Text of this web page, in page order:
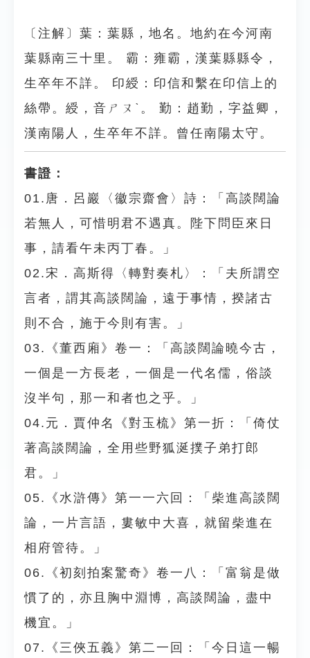
〔注解〕葉：葉縣，地名。地約在今河南
葉縣南三十里。 霸：雍霸，漢葉縣縣令，
生卒年不詳。 印綬：印信和繫在印信上的
絲帶。綬，音ㄕㄡˋ。 勤：趙勤，字益卿，
漢南陽人，生卒年不詳。曾任南陽太守。
書證：
01.唐．呂巖〈徽宗齋會〉詩：「高談闊論
若無人，可惜明君不遇真。陛下問臣來日
事，請看午未丙丁春。」
02.宋．高斯得〈轉對奏札〉：「夫所謂空
言者，謂其高談闊論，遠于事情，揆諸古
則不合，施于今則有害。」
03.《董西廂》卷一：「高談闊論曉今古，
一個是一方長老，一個是一代名儒，俗談
沒半句，那一和者也之乎。」
04.元．賈仲名《對玉梳》第一折：「倚仗
著高談闊論，全用些野狐涎撲子弟打郎
君。」
05.《水滸傳》第一一六回：「柴進高談闊
論，一片言語，婁敏中大喜，就留柴進在
相府管待。」
06.《初刻拍案驚奇》卷一八：「富翁是做
慣了的，亦且胸中淵博，高談闊論，盡中
機宜。」
07.《三俠五義》第二一回：「今日這一暢